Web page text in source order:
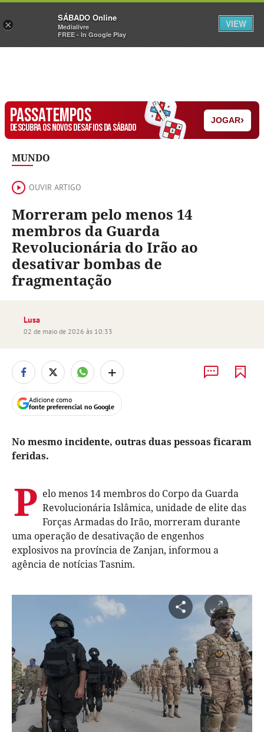
Sábado Assine Iniciar Sessão
PASSATEMPOS
DESCUBRA OS NOVOS DESAFIOS DA SÁBADO
JOGAR›
MUNDO
OUVIR ARTIGO
Morreram pelo menos 14
membros da Guarda
Revolucionária do Irão ao
desativar bombas de
fragmentação
Lusa
02 de maio de 2026 às 10:33
+
Adicione como
fonte preferencial no Google
No mesmo incidente, outras duas pessoas ficaram
feridas.
P elo menos 14 membros do Corpo da Guarda
Revolucionária Islâmica, unidade de elite das
Forças Armadas do Irão, morreram durante
uma operação de desativação de engenhos
explosivos na província de Zanjan, informou a
agência de notícias Tasnim.
×
SÁBADO Online
Medialivre
FREE - In Google Play
VIEW